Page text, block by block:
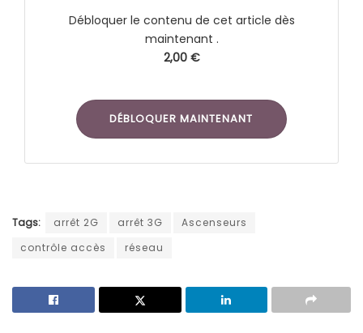
Débloquer le contenu de cet article dès
maintenant .
2,00 €
DÉBLOQUER MAINTENANT
Tags: arrêt 2G arrêt 3G
Ascenseurs
contrôle accès
réseau